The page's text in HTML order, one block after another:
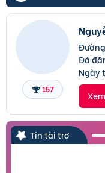
157
Đã
Ngày
Tin tài trợ